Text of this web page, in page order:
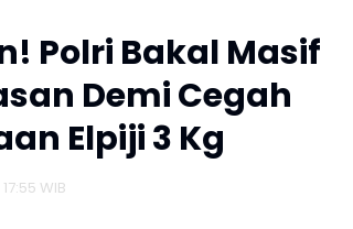
Polri Bakal Masif
Demi Cegah
Elpiji 3 Kg
WIB